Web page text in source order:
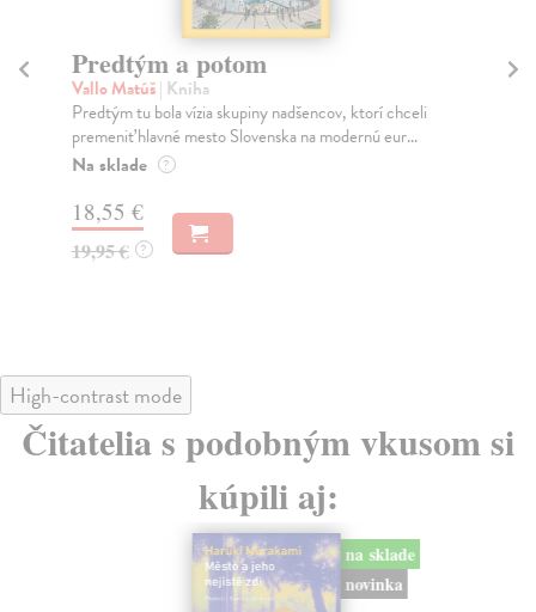
Predtým a potom
Vallo Matúš| Kniha
Predtým tu bola vízia skupiny nadšencov, ktorí chceli
premeniť hlavné mesto Slovenska na modernú eur...
Na sklade ?
18,55 €
19,95 € ?
High-contrast mode
Čitatelia s podobným vkusom si
kúpili aj:
na sklade
novinka